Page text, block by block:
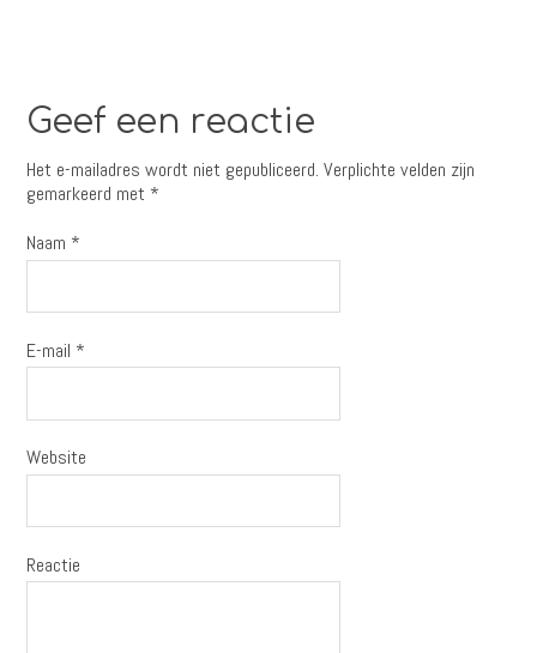
Geef een reactie
Het e-mailadres wordt niet gepubliceerd. Verplichte velden zijn
gemarkeerd met *
Naam *
E-mail *
Website
Reactie